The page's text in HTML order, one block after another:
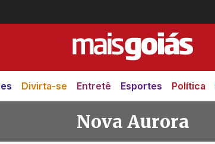
Divirta-se Entretê Esportes Política
Nova Aurora